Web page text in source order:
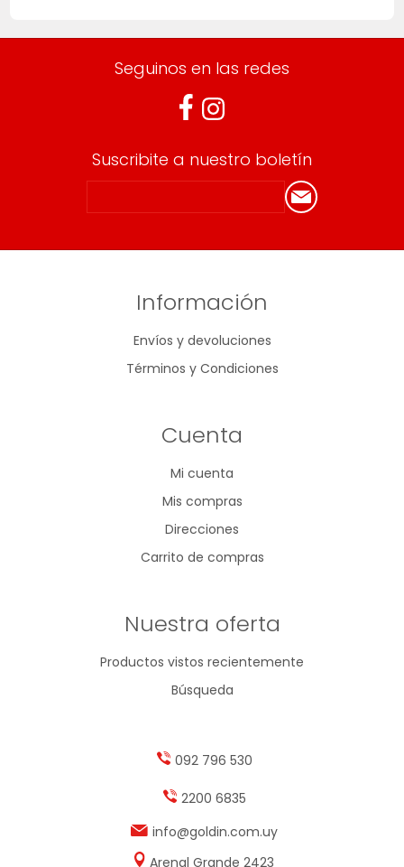
Seguinos en las redes
Suscribite a nuestro boletín
Información
Envíos y devoluciones
Términos y Condiciones
Cuenta
Mi cuenta
Mis compras
Direcciones
Carrito de compras
Nuestra oferta
Productos vistos recientemente
Búsqueda
092 796 530
2200 6835
info@goldin.com.uy
Arenal Grande 2423